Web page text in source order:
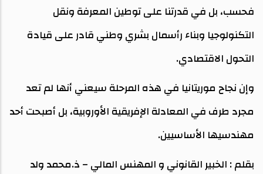
فحسب، بل في قدرتنا على توطين المعرفة ونقل
التكنولوجيا وبناء رأسمال بشري وطني قادر على قيادة
التحول الاقتصادي.
وإن نجاح موريتانيا في هذه المرحلة سيعني أنها لم تعد
مجرد طرف في المعادلة الإفريقية الأوروبية، بل أصبحت أحد
مهندسيها الأساسيين.
بقلم : الخبير القانوني و المهنس المالي – ذ.محمد ولد